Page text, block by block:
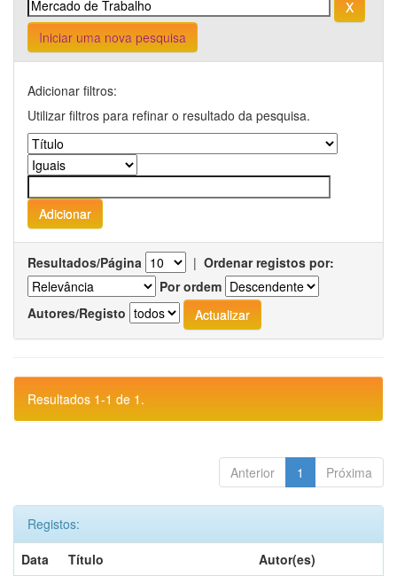
Iniciar uma nova pesquisa
Adicionar filtros:
Utilizar filtros para refinar o resultado da pesquisa.
Resultados/Página | Ordenar registos por:
Por ordem
Autores/Registo
Resultados 1-1 de 1.
Anterior 1 Próxima
Registos:
Data
Título Autor(es)